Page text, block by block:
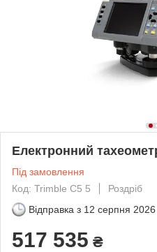
Електронний
Під замовлення
Код: Trimble C5 5
Роздріб
Відправка з 12 серпня 2026
517 535 ₴